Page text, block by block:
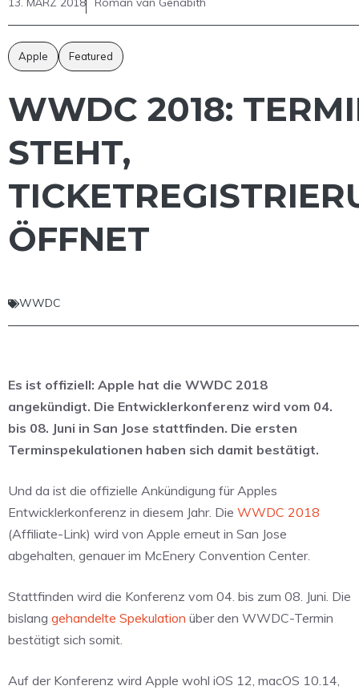
Apple Featured
WWDC 2018:
STEHT,
ÖFFNET
WWDC
Es ist offiziell: Apple hat die WWDC 2018
angekündigt. Die Entwicklerkonferenz wird vom 04.
bis 08. Juni in San Jose stattfinden. Die ersten
Terminspekulationen haben sich damit bestätigt.
Und da ist die offizielle Ankündigung für Apples
Entwicklerkonferenz in diesem Jahr. Die WWDC 2018
(Affiliate-Link) wird von Apple erneut in San Jose
abgehalten, genauer im McEnery Convention Center.
Stattfinden wird die Konferenz vom 04. bis zum 08. Juni. Die
bislang gehandelte Spekulation über den WWDC-Termin
bestätigt sich somit.
Auf der Konferenz wird Apple wohl iOS 12, macOS 10.14,